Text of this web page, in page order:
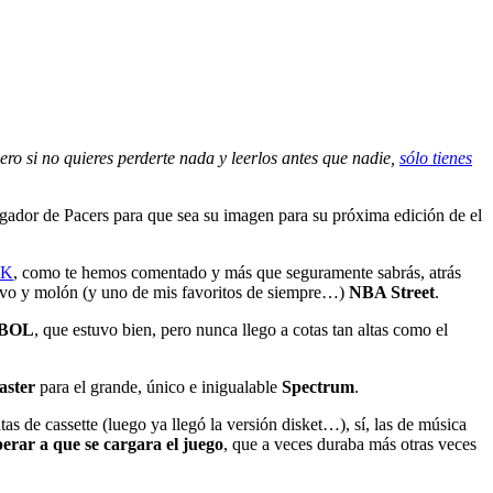
si no quieres perderte nada y leerlos antes que nadie, sólo tienes
de Pacers para que sea su imagen para su próxima edición de el
, como te hemos comentado y más que seguramente sabrás, atrás
y molón (y uno de mis favoritos de siempre…) NBA Street.
, que estuvo bien, pero nunca llego a cotas tan altas como el
para el grande, único e inigualable Spectrum.
de cassette (luego ya llegó la versión disket…), sí, las de música
a que se cargara el juego, que a veces duraba más otras veces